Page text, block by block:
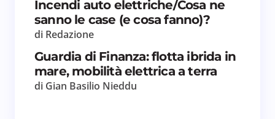
Incendi auto elettriche/Cosa ne
sanno le case (e cosa fanno)?
di Redazione
Guardia di Finanza: flotta ibrida in
mare, mobilità elettrica a terra
di Gian Basilio Nieddu